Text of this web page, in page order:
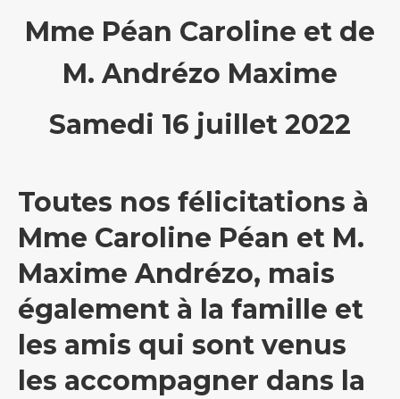
Mme Péan Caroline et de
M. Andrézo Maxime
Samedi 16 juillet 2022
Toutes nos félicitations à
Mme Caroline Péan et M.
Maxime Andrézo, mais
également à la famille et
les amis qui sont venus
les accompagner dans la